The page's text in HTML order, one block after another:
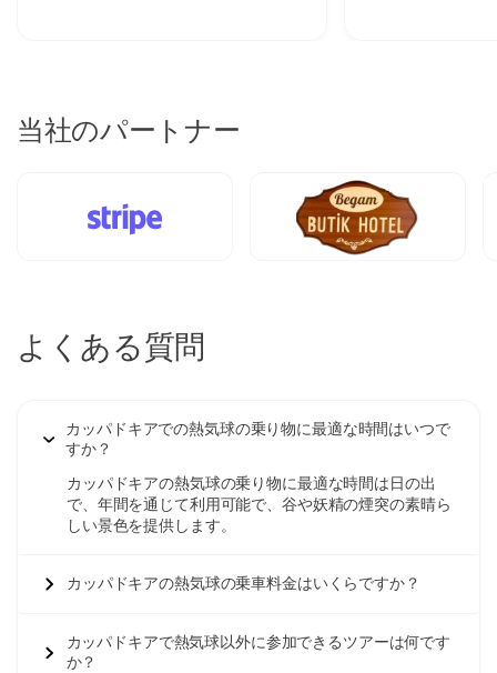
当社のパートナー
よくある質問
カッパドキアでの熱気球の乗り物に最適な時間はいつで
すか？
カッパドキアの熱気球の乗り物に最適な時間は日の出
で、年間を通じて利用可能で、谷や妖精の煙突の素晴ら
しい景色を提供します。
カッパドキアの熱気球の乗車料金はいくらですか？
カッパドキアで熱気球以外に参加できるツアーは何です
か？